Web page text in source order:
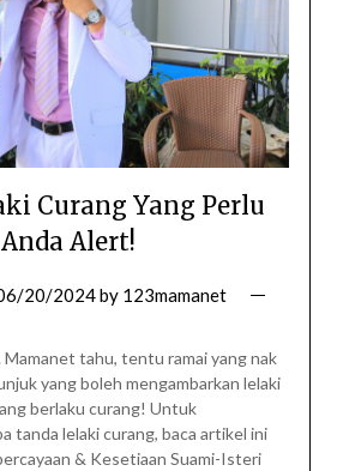
Curang Yang Perlu
Anda Alert!
20/2024by 123mamanet
Mamanet tahu, tentu ramai yang nak
yang boleh mengambarkan lelaki
berlaku curang! Untuk
tanda lelaki curang, baca artikel ini
& Kesetiaan Suami-Isteri